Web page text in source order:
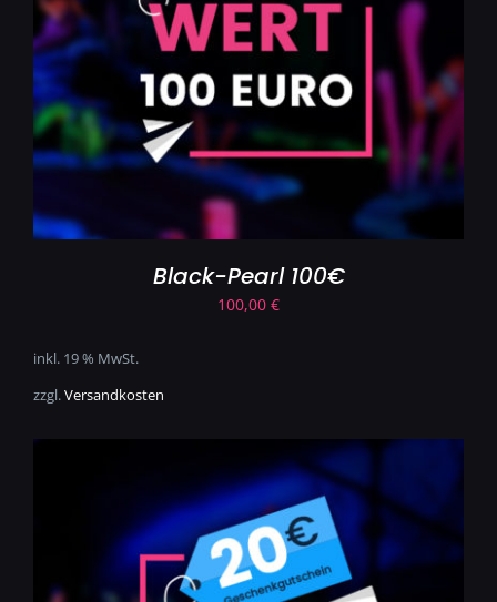
Black-Pearl 100€
100,00 €
inkl. 19 % MwSt.
zzgl.Versandkosten